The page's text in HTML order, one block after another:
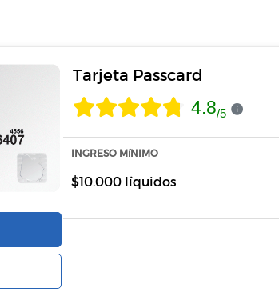
Tarjeta Passcard
4.8/5
INGRESO MíNIMO
$10.000 líquidos